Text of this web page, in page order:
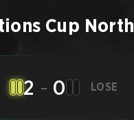
Cup
2 - 0 LOSE